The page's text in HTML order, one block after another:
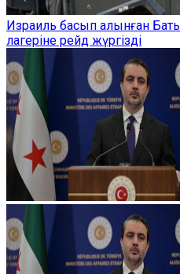
Израиль басып алынған
лагеріне рейд жүргізді